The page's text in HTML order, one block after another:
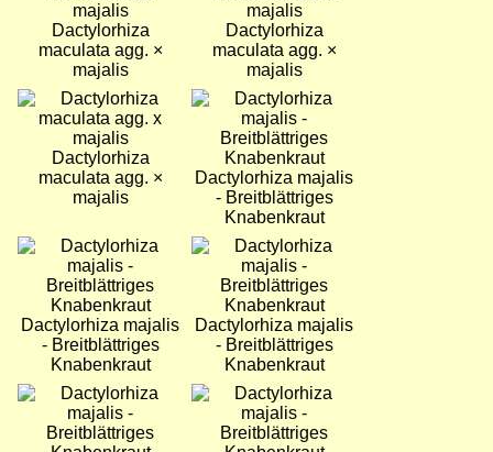
Dactylorhiza
maculata agg. ×
majalis
Dactylorhiza
maculata agg. ×
majalis
Bild
Dactylorhiza
maculata agg. ×
majalis
Bild
Dactylorhiza majalis
- Breitblättriges
Knabenkraut
Bild
Dactylorhiza majalis
- Breitblättriges
Knabenkraut
Bild
Dactylorhiza majalis
- Breitblättriges
Knabenkraut
Bild
Bild